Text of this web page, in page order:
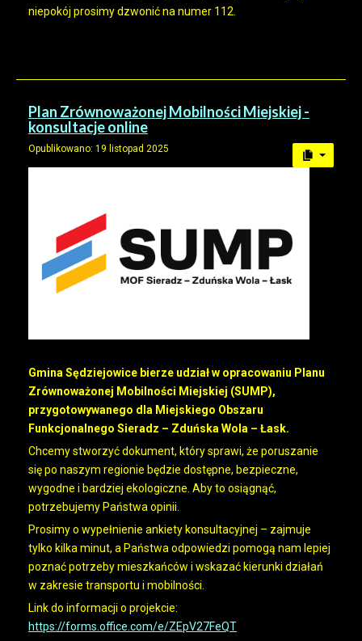
niepokój prosimy dzwonić na numer 112.
Plan Zrównoważonej Mobilności Miejskiej -
konsultacje online
Opublikowano: 19 listopad 2025
Gmina Sędziejowice bierze udział w opracowaniu Planu
Zrównoważonej Mobilności Miejskiej (SUMP),
przygotowywanego dla Miejskiego Obszaru
Funkcjonalnego Sieradz – Zduńska Wola – Łask.
Chcemy stworzyć dokument, który sprawi, że poruszanie
się po naszym regionie będzie dostępne, bezpieczne,
wygodne i bardziej ekologiczne. Aby to osiągnąć,
potrzebujemy Państwa opinii.
Prosimy o wypełnienie ankiety konsultacyjnej – zajmuje
tylko kilka minut, a Państwa odpowiedzi pomogą nam lepiej
poznać potrzeby mieszkańców i wskazać kierunki działań
w zakresie transportu i mobilności.
Link do informacji o projekcie:
https://forms.office.com/e/ZEpV27FeQT